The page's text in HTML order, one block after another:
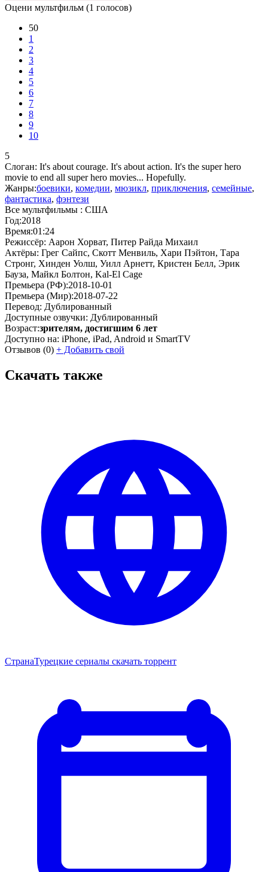
Оцени мультфильм (1 голосов)
50
1
2
3
4
5
6
7
8
9
10
5
Слоган: It's about courage. It's about action. It's the super hero
movie to end all super hero movies... Hopefully.
Жанры:боевики, комедии, мюзикл, приключения, семейные,
фантастика, фэнтези
Все мультфильмы : США
Год:2018
Время:01:24
Режиссёр: Аарон Хорват, Питер Райда Михаил
Актёры: Грег Сайпс, Скотт Менвиль, Хари Пэйтон, Тара
Стронг, Хинден Уолш, Уилл Арнетт, Кристен Белл, Эрик
Бауза, Майкл Болтон, Kal-El Cage
Премьера (РФ):2018-10-01
Премьера (Мир):2018-07-22
Перевод: Дублированный
Доступные озвучки: Дублированный
Возраст:зрителям, достигшим 6 лет
Доступно на: iPhone, iPad, Android и SmartTV
Отзывов (0) + Добавить свой
Скачать также
СтранаТурецкие сериалы скачать торрент